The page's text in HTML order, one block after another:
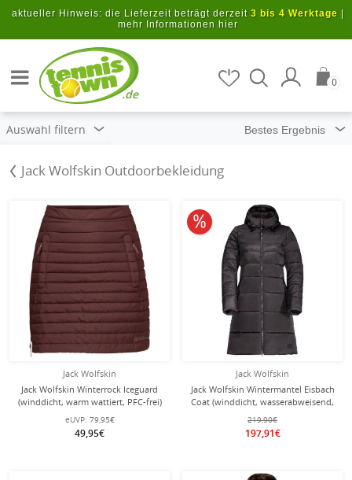
Zum Hauptinhalt springen
aktueller Hinweis: die Lieferzeit beträgt derzeit 3 bis 4 Werktage
mehr Informationen hier
.de
0
Auswahl filtern
Jack Wolfskin Outdoorbekleidung
Jack Wolfskin
Jack Wolfskin Winterrock Iceguard
(winddicht, warm wattiert, PFC-frei)
cordovanrot Damen
eUVP: 79,95€
49,95€
Jack Wolfskin
Jack Wolfskin Wintermantel Eisbach
Coat (winddicht, wasserabweisend,
PFC-frei) phantomgrau Damen
219,90€
197,91€
10% reduziert